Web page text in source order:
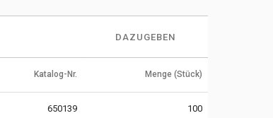
DAZUGEBEN
Katalog-Nr. Menge (Stück)
650139 100